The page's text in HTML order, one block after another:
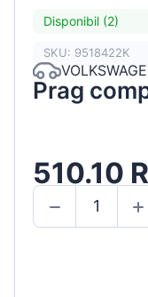
Disponibil (2)
SKU: 9518422K
Prag
510.10